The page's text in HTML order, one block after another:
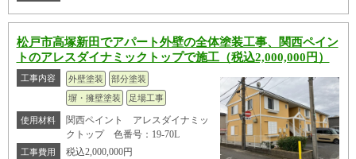
松戸市高塚新田でアパート外壁の全体塗装工事、関西ペイン
トのアレスダイナミックトップで施工（税込2,000,000円）
工事内容 外壁塗装
部分塗装
塀・擁壁塗装
足場工事
使用材料
関西ペイント アレスダイナミッ
クトップ 色番号：19-70L
工事費用 税込2,000,000円